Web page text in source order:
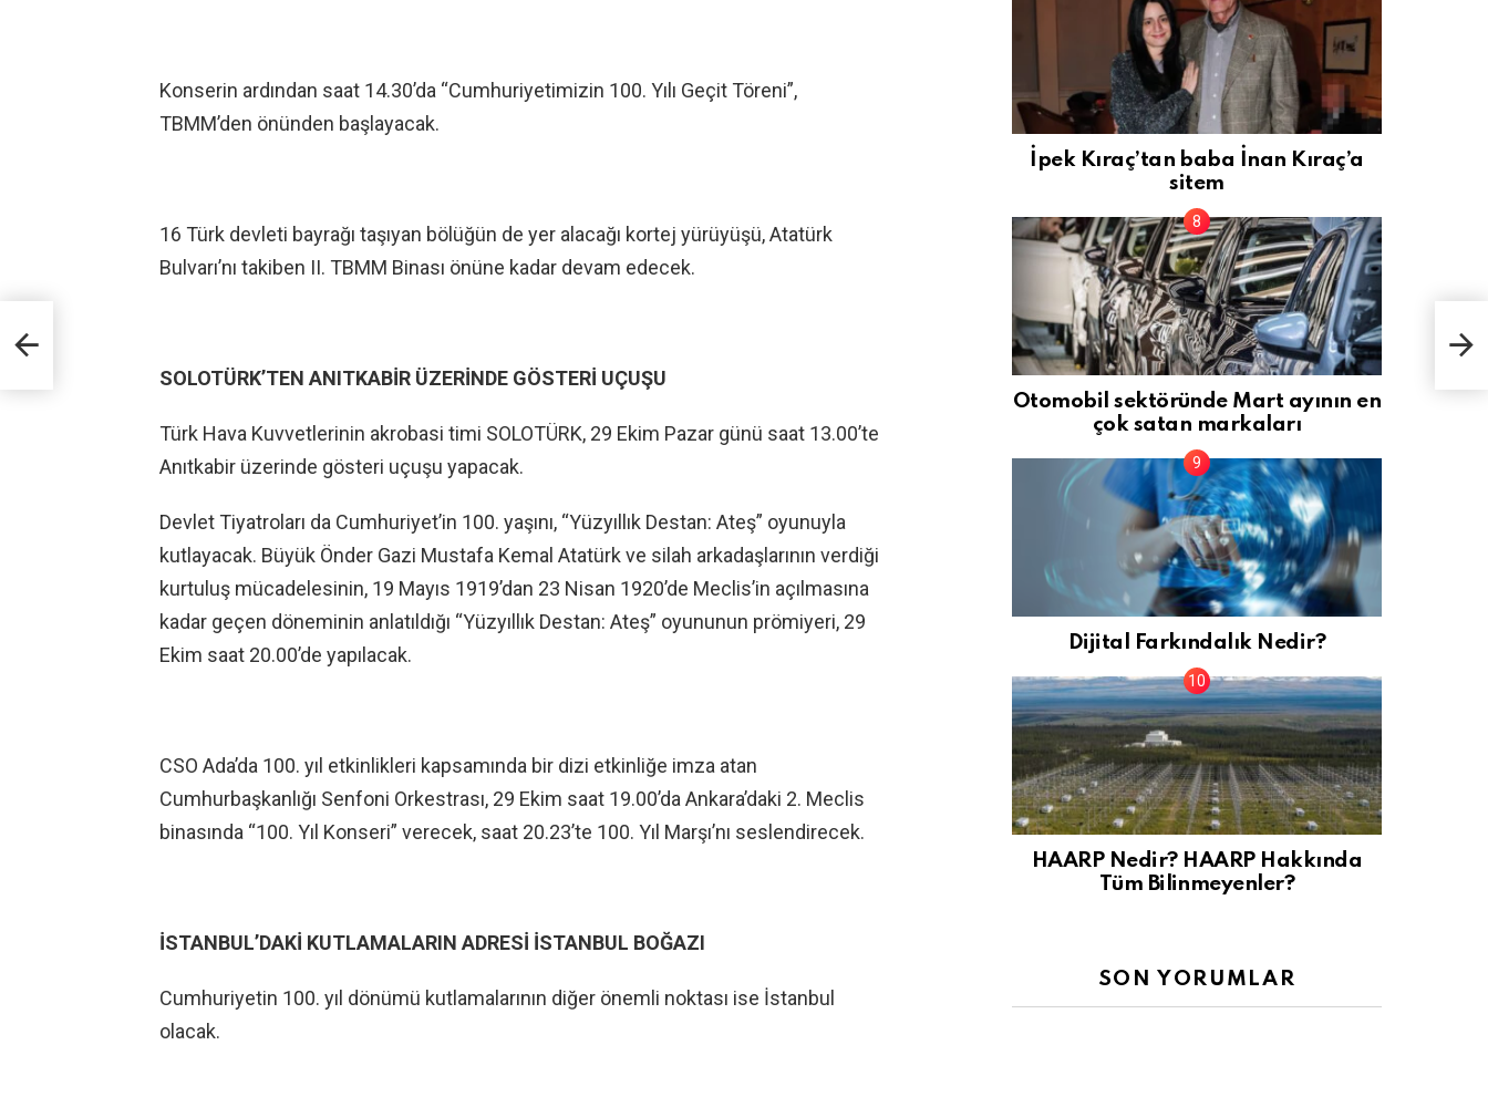
Konserin ardından saat 14.30’da “Cumhuriyetimizin 100. Yılı Geçit Töreni”,
TBMM’den önünden başlayacak.
16 Türk devleti bayrağı taşıyan bölüğün de yer alacağı kortej yürüyüşü, Atatürk
Bulvarı’nı takiben II. TBMM Binası önüne kadar devam edecek.
SOLOTÜRK’TEN ANITKABİR ÜZERİNDE GÖSTERİ UÇUŞU
Türk Hava Kuvvetlerinin akrobasi timi SOLOTÜRK, 29 Ekim Pazar günü saat 13.00’te
Anıtkabir üzerinde gösteri uçuşu yapacak.
Devlet Tiyatroları da Cumhuriyet’in 100. yaşını, “Yüzyıllık Destan: Ateş” oyunuyla
kutlayacak. Büyük Önder Gazi Mustafa Kemal Atatürk ve silah arkadaşlarının verdiği
kurtuluş mücadelesinin, 19 Mayıs 1919’dan 23 Nisan 1920’de Meclis’in açılmasına
kadar geçen döneminin anlatıldığı “Yüzyıllık Destan: Ateş” oyununun prömiyeri, 29
Ekim saat 20.00’de yapılacak.
CSO Ada’da 100. yıl etkinlikleri kapsamında bir dizi etkinliğe imza atan
Cumhurbaşkanlığı Senfoni Orkestrası, 29 Ekim saat 19.00’da Ankara’daki 2. Meclis
binasında “100. Yıl Konseri” verecek, saat 20.23’te 100. Yıl Marşı’nı seslendirecek.
İSTANBUL’DAKİ KUTLAMALARIN ADRESİ İSTANBUL BOĞAZI
Cumhuriyetin 100. yıl dönümü kutlamalarının diğer önemli noktası ise İstanbul
olacak.
İpek Kıraç’tan baba İnan Kıraç’a
sitem
Otomobil sektöründe Mart ayının en
çok satan markaları
Dijital Farkındalık Nedir?
HAARP Nedir? HAARP Hakkında
Tüm Bilinmeyenler?
SON YORUMLAR